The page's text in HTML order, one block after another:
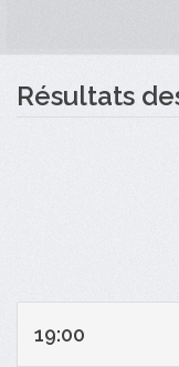
Résultats
19:00